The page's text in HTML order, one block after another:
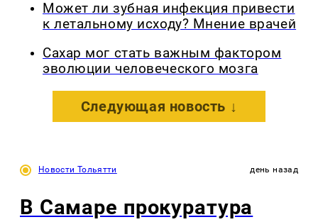
Может ли зубная инфекция привести
к летальному исходу? Мнение врачей
Сахар мог стать важным фактором
эволюции человеческого мозга
Следующая новость ↓
Новости Тольятти день назад
В Самаре прокуратура